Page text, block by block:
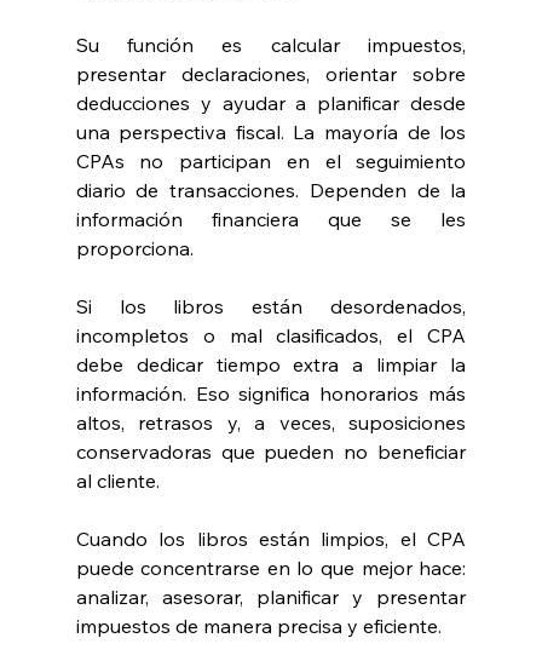
Su función es calcular impuestos,
presentar declaraciones, orientar sobre
deducciones y ayudar a planificar desde
una perspectiva fiscal. La mayoría de los
CPAs no participan en el seguimiento
diario de transacciones. Dependen de la
información financiera que se les
proporciona.
Si los libros están desordenados,
incompletos o mal clasificados, el CPA
debe dedicar tiempo extra a limpiar la
información. Eso significa honorarios más
altos, retrasos y, a veces, suposiciones
conservadoras que pueden no beneficiar
al cliente.
Cuando los libros están limpios, el CPA
puede concentrarse en lo que mejor hace:
analizar, asesorar, planificar y presentar
impuestos de manera precisa y eficiente.